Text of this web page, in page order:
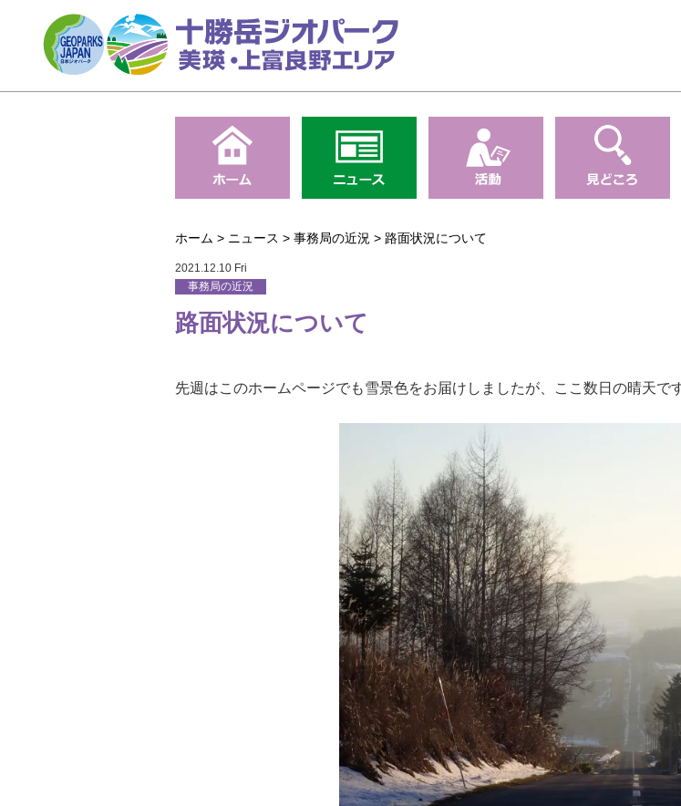
ホーム > ニュース > 事務局の近況 > 路面状況について
2021.12.10 Fri
事務局の近況
路面状況について
先週はこのホームページでも雪景色をお届けしましたが、ここ数日の晴天で